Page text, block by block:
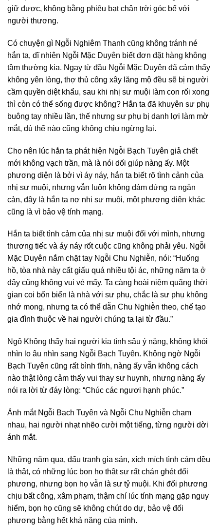
giữ được, không bằng phiêu bạt chân trời góc bể với
người thương.
Có chuyện gì Ngỗi Nghiêm Thanh cũng không tránh né
hắn ta, dĩ nhiên Ngỗi Mặc Duyên biết đơn đặt hàng không
tầm thường kia. Ngay từ đầu Ngỗi Mặc Duyên đã cảm thấy
không yên lòng, thợ thủ công xây lăng mộ đều sẽ bị người
cầm quyền diệt khẩu, sau khi nhị sư muội làm con rối xong
thì còn có thể sống được không? Hắn ta đã khuyên sư phụ
buông tay nhiều lần, thế nhưng sư phụ bị danh lợi làm mờ
mắt, dù thế nào cũng không chịu ngừng lại.
Cho nên lúc hắn ta phát hiện Ngỗi Bạch Tuyên giả chết
mới không vạch trần, mà là nói dối giúp nàng ấy. Một
phương diện là bởi vì áy náy, hắn ta biết rõ tình cảnh của
nhị sư muội, nhưng vẫn luôn không dám đứng ra ngăn
cản, đây là hắn ta nợ nhị sư muội, một phương diện khác
cũng là vì bảo vệ tính mạng.
Hắn ta biết tình cảm của nhị sư muội đối với mình, nhưng
thương tiếc và áy náy rốt cuộc cũng không phải yêu. Ngỗi
Mặc Duyên nắm chặt tay Ngỗi Chu Nghiễn, nói: “Huống
hồ, tòa nhà này cất giấu quá nhiều tội ác, những năm ta ở
đây cũng không vui vẻ mấy. Ta càng hoài niệm quãng thời
gian coi bốn biển là nhà với sư phụ, chắc là sư phụ không
nhớ mong, nhưng ta có thể dẫn Chu Nghiễn theo, chế tạo
gia đình thuộc về hai người chúng ta lại từ đầu.”
Ngô Không thấy hai người kia tình sâu ý nặng, không khỏi
nhìn lo âu nhìn sang Ngỗi Bạch Tuyên. Không ngờ Ngỗi
Bạch Tuyên cũng rất bình tĩnh, nàng ấy vẫn không cách
nào thật lòng cảm thấy vui thay sư huynh, nhưng nàng ấy
nói ra lời từ đáy lòng: “Chúc các ngươi hạnh phúc.”
Ánh mắt Ngỗi Bạch Tuyên và Ngỗi Chu Nghiễn chạm
nhau, hai người nhạt nhẽo cười một tiếng, từng người dời
ánh mắt.
Những năm qua, đấu tranh gia sản, xích mích tình cảm đều
là thật, có những lúc bọn họ thật sự rất chán ghét đối
phương, nhưng bọn họ vẫn là sư tỷ muội. Khi đối phương
chịu bất công, xâm phạm, thậm chí lúc tính mạng gặp nguy
hiểm, bọn họ cũng sẽ không chút do dự, bảo vệ đối
phương bằng hết khả năng của mình.